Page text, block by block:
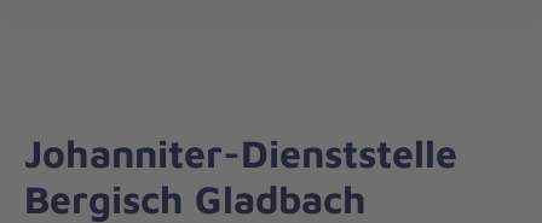
Johanniter-Dienststelle
Bergisch Gladbach